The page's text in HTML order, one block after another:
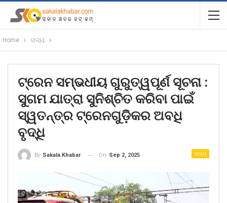
Home ରାଜ୍ୟ
ଟ୍ରେନ ସମ୍ଭଧୀୟ ଗୁରୁତ୍ୱପୂର୍ଣ ସୂଚନା :
ସୁଗମ ଯାତ୍ରା ସୁନିଶ୍ଚିତ କରିବା ପାଇଁ
ସ୍ୱତନ୍ତ୍ର ଟ୍ରେନଗୁଡ଼ିକର ଅବଧି
ବୃଦ୍ଧି
ରାଜ୍ୟ
By Sakala Khabar On Sep 2, 2025